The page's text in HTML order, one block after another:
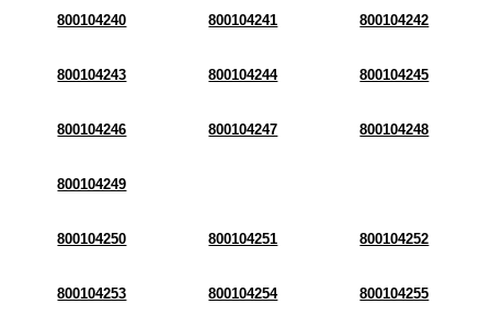
800104240 800104241 800104242
800104243 800104244 800104245
800104246 800104247 800104248
800104249
800104250 800104251 800104252
800104253 800104254 800104255